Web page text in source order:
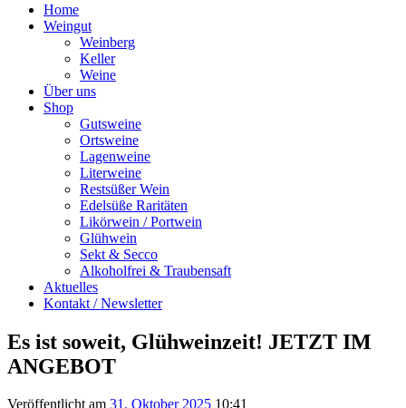
Home
Weingut
Weinberg
Keller
Weine
Über uns
Shop
Gutsweine
Ortsweine
Lagenweine
Literweine
Restsüßer Wein
Edelsüße Raritäten
Likörwein / Portwein
Glühwein
Sekt & Secco
Alkoholfrei & Traubensaft
Aktuelles
Kontakt / Newsletter
Es ist soweit, Glühweinzeit! JETZT IM
ANGEBOT
Veröffentlicht am 31. Oktober 2025 10:41